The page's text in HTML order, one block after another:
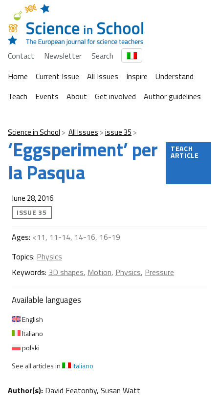
Contact Newsletter
Search
Home
Current Issue All Issues Inspire
Understand
Teach
Events About Get involved Author guidelines
Science in School All Issues issue 35
‘Eggsperiment’ per
la Pasqua
TEACH
ARTICLE
June 28, 2016
ISSUE 35
Ages: <11, 11-14, 14-16, 16-19
Topics: Physics
Keywords: 3D shapes, Motion, Physics, Pressure
Available languages
English
Italiano
polski
See all articles in
Italiano
Author(s): David Featonby, Susan Watt